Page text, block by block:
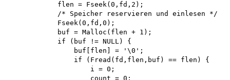
            flen = Fseek(0,fd,2);
            /* Speicher reservieren und einlesen */
            Fseek(0,fd,0);
            buf = Malloc(flen + 1);
            if (buf != NULL) {
                buf[flen] = '\0';
                if (Fread(fd,flen,buf) == flen) {
                    i = 0;
                    count = 0;